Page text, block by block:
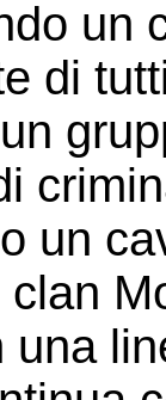
un
di
un
una